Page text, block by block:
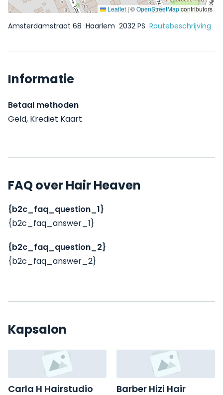
Leaflet | ©OpenStreetMapcontributors
Amsterdamstraat 68 Haarlem 2032 PS Routebeschrijving
Informatie
Betaal methoden
Geld, Krediet Kaart
FAQ over Hair Heaven
{b2c_faq_question_1}
{b2c_faq_answer_1}
{b2c_faq_question_2}
{b2c_faq_answer_2}
Kapsalon
Carla H Hairstudio Barber Hizi Hair